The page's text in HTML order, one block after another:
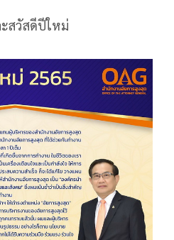
สวัสดีปีใหม่